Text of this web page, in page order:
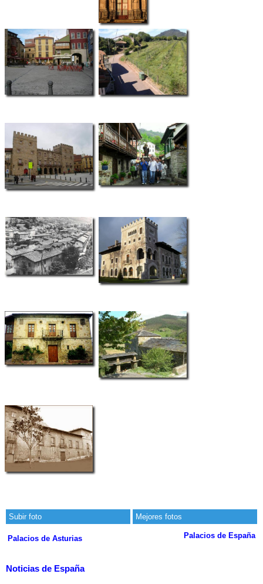
Subir foto Mejores fotos
Palacios de Asturias Palacios de España
Noticias de España